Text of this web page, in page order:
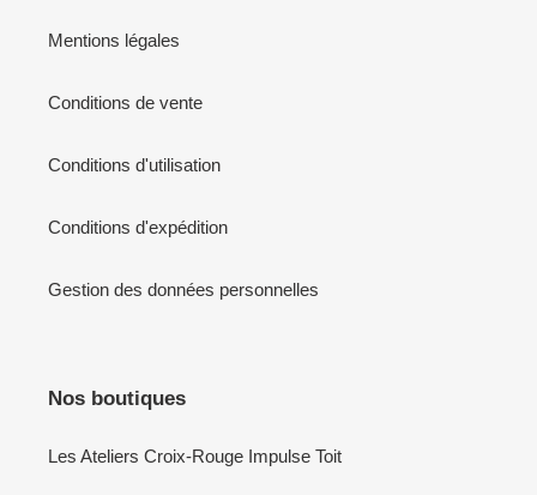
Mentions légales
Conditions de vente
Conditions d'utilisation
Conditions d'expédition
Gestion des données personnelles
Nos boutiques
Les Ateliers Croix-Rouge Impulse Toit